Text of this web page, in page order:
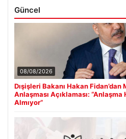
Dışişleri Bakanı Hakan
Anlaşması Açıklaması:
Almıyor”